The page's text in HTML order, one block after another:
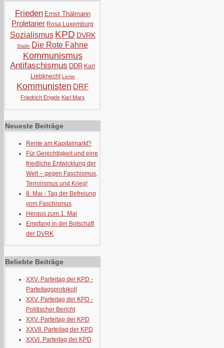
Frieden Ernst Thälmann
Proletarier Rosa Luxemburg
Sozialismus KPD DVRK
Stalin Die Rote Fahne
Kommunismus
Antifaschismus DDR Karl
Liebknecht Lenin
Kommunisten DRF
Friedrich Engels Karl Marx
Neueste Beiträge
Rente am Kapitalmarkt?
Für Gerechtigkeit und eine
friedliche Entwicklung der
Welt – gegen Faschismus,
Terrorismus und Krieg!
8. Mai - Tag der Befreiung
vom Faschismus
Heraus zum 1. Mai
Empfang in der Botschaft
der DVRK
Beliebte Beiträge
XXV. Parteitag der KPD -
Parteitagsprotokoll
XXV. Parteitag der KPD -
Politischer Bericht
XXV. Parteitag der KPD
XXVII. Parteitag der KPD
XXVI. Parteitag der KPD